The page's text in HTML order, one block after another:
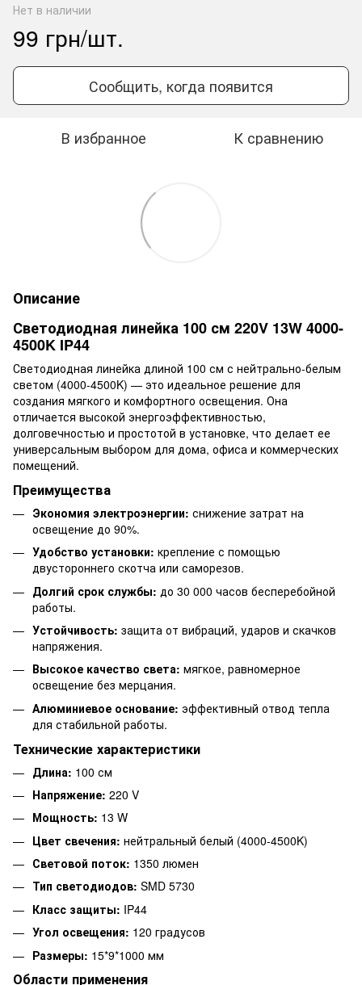
Нет в наличии
99 грн/шт.
Сообщить, когда появится
В избранное К сравнению
Описание
Светодиодная линейка 100 см 220V 13W 4000-
4500K IP44
Светодиодная линейка длиной 100 см с нейтрально-белым
светом (4000-4500K) — это идеальное решение для
создания мягкого и комфортного освещения. Она
отличается высокой энергоэффективностью,
долговечностью и простотой в установке, что делает ее
универсальным выбором для дома, офиса и коммерческих
помещений.
Преимущества
Экономия электроэнергии: снижение затрат на
освещение до 90%.
Удобство установки: крепление с помощью
двустороннего скотча или саморезов.
Долгий срок службы: до 30 000 часов бесперебойной
работы.
Устойчивость: защита от вибраций, ударов и скачков
напряжения.
Высокое качество света: мягкое, равномерное
освещение без мерцания.
Алюминиевое основание: эффективный отвод тепла
для стабильной работы.
Технические характеристики
Длина: 100 см
Напряжение: 220 V
Мощность: 13 W
Цвет свечения: нейтральный белый (4000-4500K)
Световой поток: 1350 люмен
Тип светодиодов: SMD 5730
Класс защиты: IP44
Угол освещения: 120 градусов
Размеры: 15*9*1000 мм
Области применения